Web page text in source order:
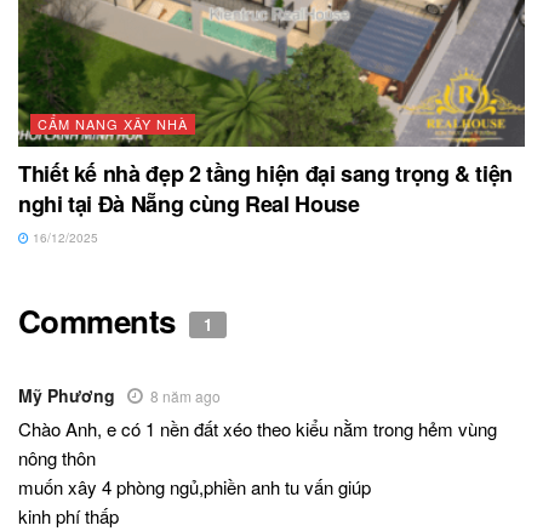
CẨM NANG XÂY NHÀ
Thiết kế nhà đẹp 2 tầng hiện đại sang trọng & tiện
nghi tại Đà Nẵng cùng Real House
16/12/2025
Comments 1
Mỹ Phương 8 năm ago
Chào Anh, e có 1 nền đất xéo theo kiểu nằm trong hẻm vùng
nông thôn
muốn xây 4 phòng ngủ,phiền anh tu vấn giúp
kinh phí thấp